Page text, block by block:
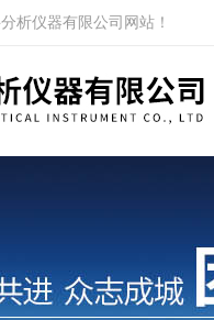
析仪器有限公司网站！